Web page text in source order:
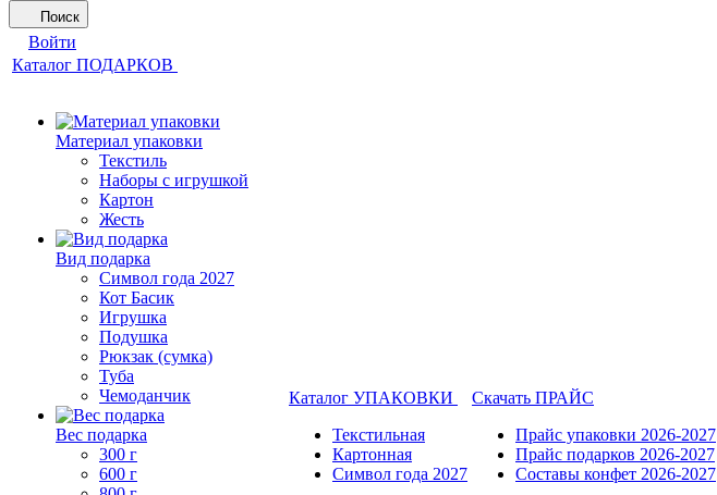
Поиск
Войти
Каталог ПОДАРКОВ
Материал упаковки
Текстиль
Наборы с игрушкой
Картон
Жесть
Вид подарка
Символ года 2027
Кот Басик
Игрушка
Подушка
Рюкзак (сумка)
Туба
Чемоданчик
Вес подарка
300 г
600 г
Каталог УПАКОВКИ
Текстильная
Картонная
Символ года 2027
Скачать ПРАЙС
Прайс упаковки 2026-2027
Прайс подарков 2026-2027
Составы конфет 2026-2027